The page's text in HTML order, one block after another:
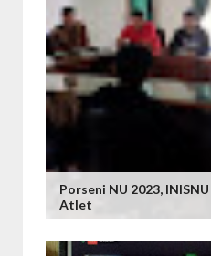
Porseni NU 2023,
Atlet